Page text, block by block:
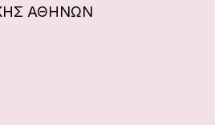
ΑΘΗΝΩΝ